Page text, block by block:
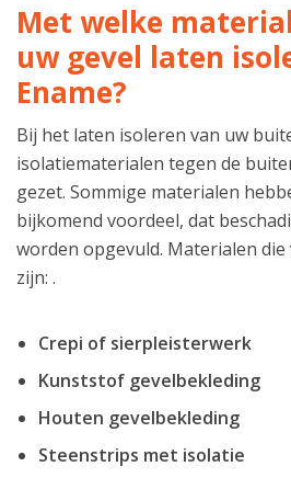
Met welke
uw gevel laten
Ename?
Bij het laten isoleren van uw
isolatiematerialen tegen de
gezet. Sommige materialen
bijkomend voordeel, dat
worden opgevuld. Materialen
zijn: .
Crepi of sierpleisterwerk
Kunststof gevelbekleding
Houten gevelbekleding
Steenstrips met isolatie